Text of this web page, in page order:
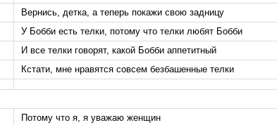
Вернись, детка, а теперь покажи свою задницу
У Бобби есть телки, потому что телки любят Бобби
И все телки говорят, какой Бобби аппетитный
Кстати, мне нравятся совсем безбашенные телки
Потому что я, я уважаю женщин